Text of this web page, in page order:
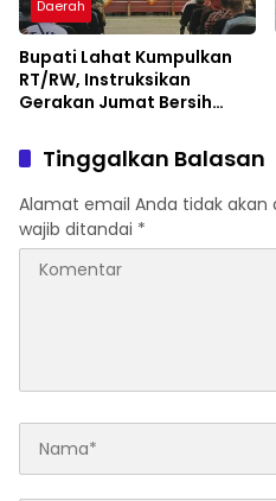
Daerah
Bupati Lahat Kumpulkan
RT/RW, Instruksikan
Gerakan Jumat Bersih
Tinggalkan Balasan
Alamat email Anda tidak akan
wajib ditandai *